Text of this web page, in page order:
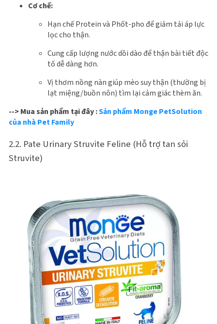
Cơ chế:
Hạn chế Protein và Phốt-pho để giảm tải áp lực
lọc cho thận.
Cung cấp lượng nước dồi dào để thận bài tiết độc
tố dễ dàng hơn.
Vị thơm nồng nàn giúp mèo suy thận (thường bị
lạt miệng/buồn nôn) tìm lại cảm giác thèm ăn.
--> Mua sản phẩm tại đây :Sản phẩm Monge PetSolution
của nhà Pet Family
2.2. Pate Urinary Struvite Feline (Hỗ trợ tan sỏi
Struvite)